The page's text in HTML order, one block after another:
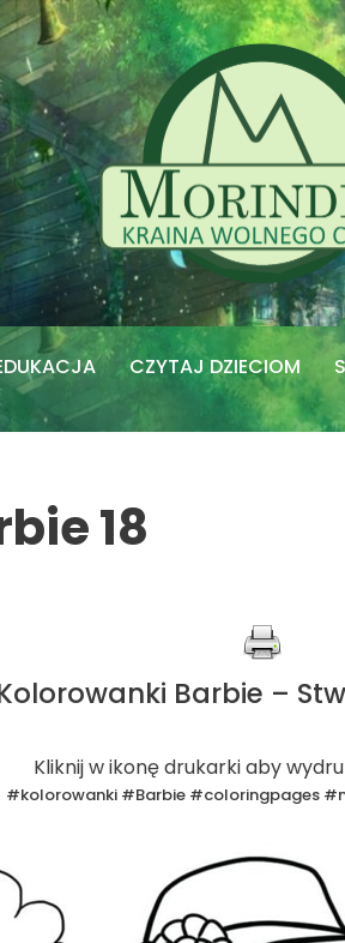
CZYTAJ DZIECIOM
18
Barbie –
Kliknij w ikonę drukarki aby
#kolorowanki #Barbie #coloringpages